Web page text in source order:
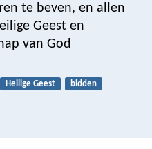
te beven, en allen
Geest en
van God
Heilige Geest
bidden